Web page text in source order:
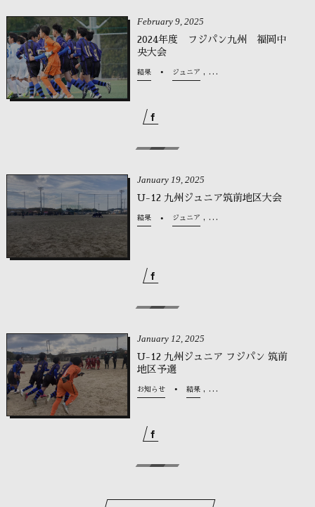
February 9 ,2025
2024年度 フジパン九州 福岡中
央大会
結果 ジュニア , …
January 19,2025
U-12 九州ジュニア筑前地区大会
結果 ジュニア , …
January 12 ,2025
U-12 九州ジュニア フジパン 筑前
地区予選
お知らせ 結果 , …